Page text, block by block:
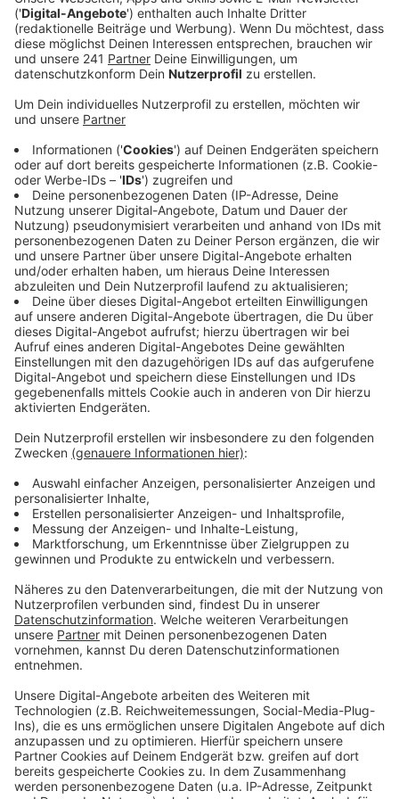
derzeit aber nicht treffen.
Veröffentlicht:Mittwoch, 08.03.2023 11:56
Sollte es so kommen sieht das Kölner Institut für
Handelsforschung auf Leverkusen und andere
betroffene Kommunen große Herausforderungen
zukommen. Denn eine neue dauerhafte Nutzung für die
großen Kaufhaus-Standorte zu finden dauere oft
Jahre. Das Problem: Die Gebäude wurden fast
ausnahmslos zu einer Zeit errichtet, als die
Anforderungen an den Handel ganz anders waren als
heute. Sie haben laut dem Institut zu viele
Verkaufsetagen, zu wenig Tageslicht und oft auch zu
niedrige Decken, um heutige Ansprüche zu erfüllen. In
der Regel seien deswegen aufwendige Umbauten oder
gar ein Abriss unvermeidlich.
Anzeige
Weitere Meldungen aus Leverkusen
Anzeige
Ausbau des Rennbaum-Kreisels steht bevor
Kinopolis will sich künftig besser aufstellen
Calevornia soll aufgesplittet werden
Anzeige